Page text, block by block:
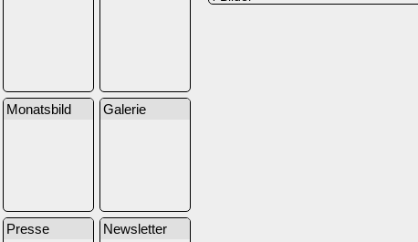
Monatsbild Galerie
Presse Newsletter